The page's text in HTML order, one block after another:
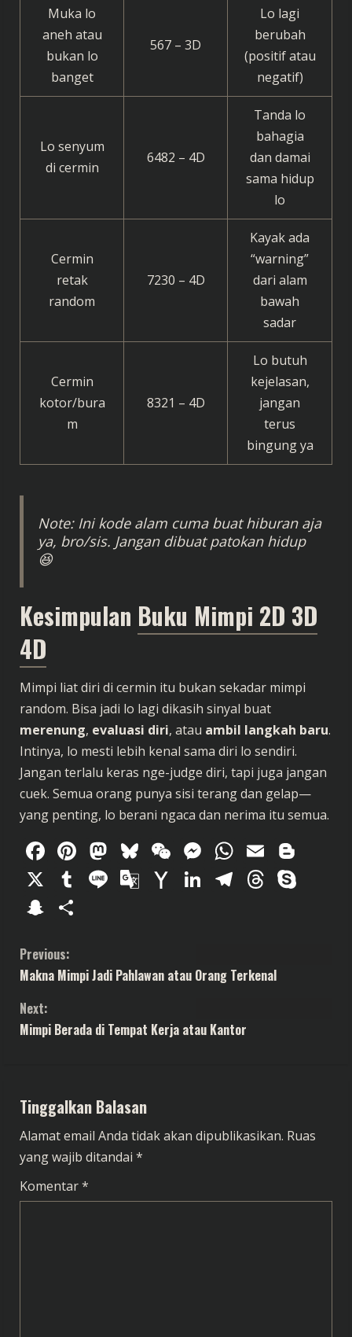
Muka lo
aneh atau
bukan lo
banget
567 – 3D
Lo lagi
berubah
(positif atau
negatif)
Lo senyum
di cermin
6482 – 4D
Tanda lo
bahagia
dan damai
sama hidup
lo
Cermin
retak
random
7230 – 4D
Kayak ada
“warning”
dari alam
bawah
sadar
Cermin
kotor/bura
m
8321 – 4D
Lo butuh
kejelasan,
jangan
terus
bingung ya
Note: Ini kode alam cuma buat hiburan aja
ya, bro/sis. Jangan dibuat patokan hidup
😆
Kesimpulan Buku Mimpi 2D 3D
4D
Mimpi liat diri di cermin itu bukan sekadar mimpi
random. Bisa jadi lo lagi dikasih sinyal buat
merenung, evaluasi diri, atau ambil langkah baru.
Intinya, lo mesti lebih kenal sama diri lo sendiri.
Jangan terlalu keras nge-judge diri, tapi juga jangan
cuek. Semua orang punya sisi terang dan gelap—
yang penting, lo berani ngaca dan nerima itu semua.
Facebook
Pinterest
Mastodon
Bluesky
WeChat
Messenger
Email
X
Tumblr
LineGoogle
YahooLinkedIn
Telegram
Snapchat
C
o
n
i
n
u
e
Previous:
Makna Mimpi Jadi Pahlawan atau Orang Terkenal
Next:
Mimpi Berada di Tempat Kerja atau Kantor
Tinggalkan Balasan
Alamat email Anda tidak akan dipublikasikan. Ruas
yang wajib ditandai *
Komentar*